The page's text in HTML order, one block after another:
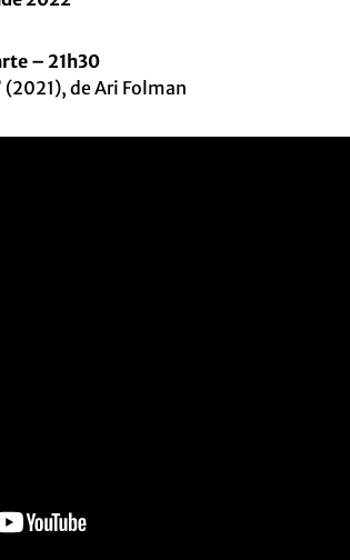
– 21h30
(2021), de Ari Folman